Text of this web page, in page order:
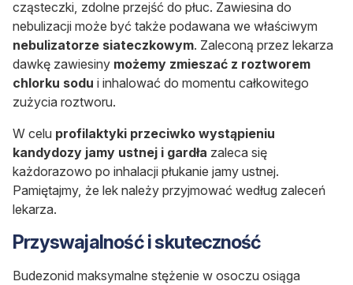
cząsteczki, zdolne przejść do płuc. Zawiesina do
nebulizacji może być także podawana we właściwym
nebulizatorze siateczkowym. Zaleconą przez lekarza
dawkę zawiesiny możemy zmieszać z roztworem
chlorku sodu i inhalować do momentu całkowitego
zużycia roztworu.
W celu profilaktyki przeciwko wystąpieniu
kandydozy jamy ustnej i gardła zaleca się
każdorazowo po inhalacji płukanie jamy ustnej.
Pamiętajmy, że lek należy przyjmować według zaleceń
lekarza.
Przyswajalność i skuteczność
Budezonid maksymalne stężenie w osoczu osiąga